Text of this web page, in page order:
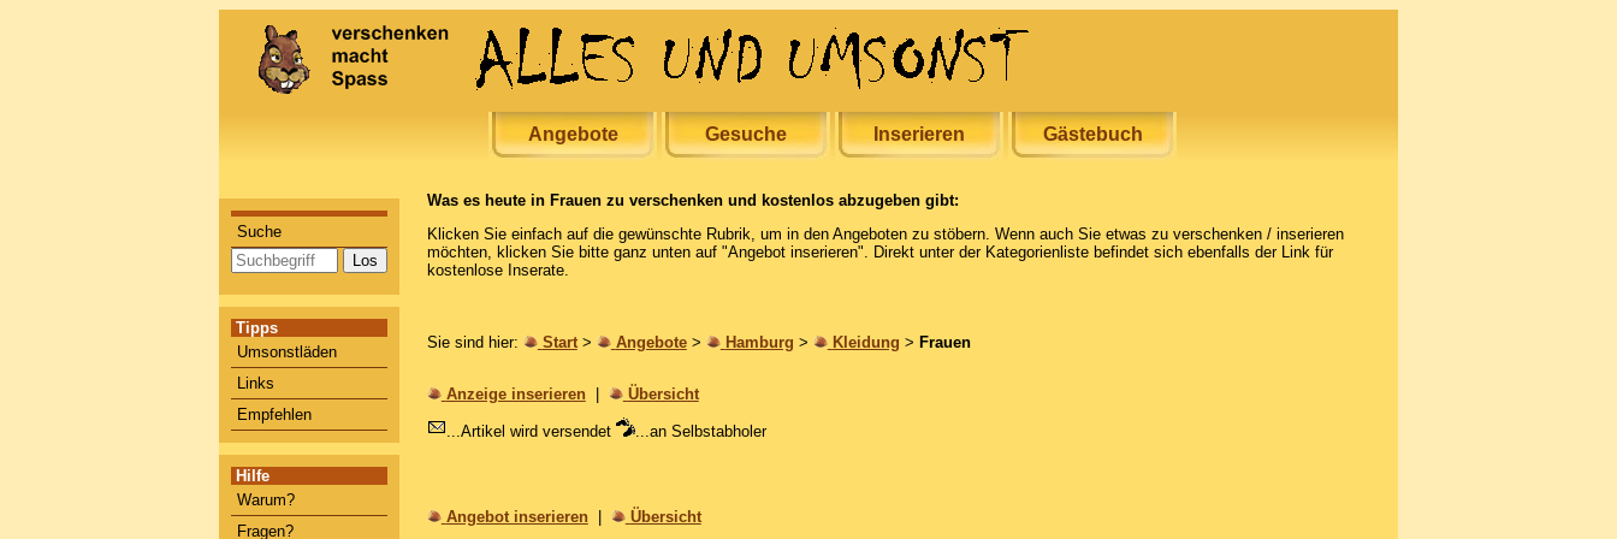
Angebote Gesuche Inserieren Gästebuch
Suche
Tipps
Umsonstläden
Links
Empfehlen
Hilfe
Warum?
Fragen?
Was es heute in Frauen zu verschenken und kostenlos abzugeben gibt:
Klicken Sie einfach auf die gewünschte Rubrik, um in den Angeboten zu stöbern. Wenn auch Sie etwas zu verschenken / inserieren
möchten, klicken Sie bitte ganz unten auf "Angebot inserieren". Direkt unter der Kategorienliste befindet sich ebenfalls der Link für
kostenlose Inserate.
Sie sind hier: Start> Angebote> Hamburg > Kleidung > Frauen
Anzeige inserieren| Übersicht
...Artikel wird versendet ...an Selbstabholer
Angebot inserieren| Übersicht